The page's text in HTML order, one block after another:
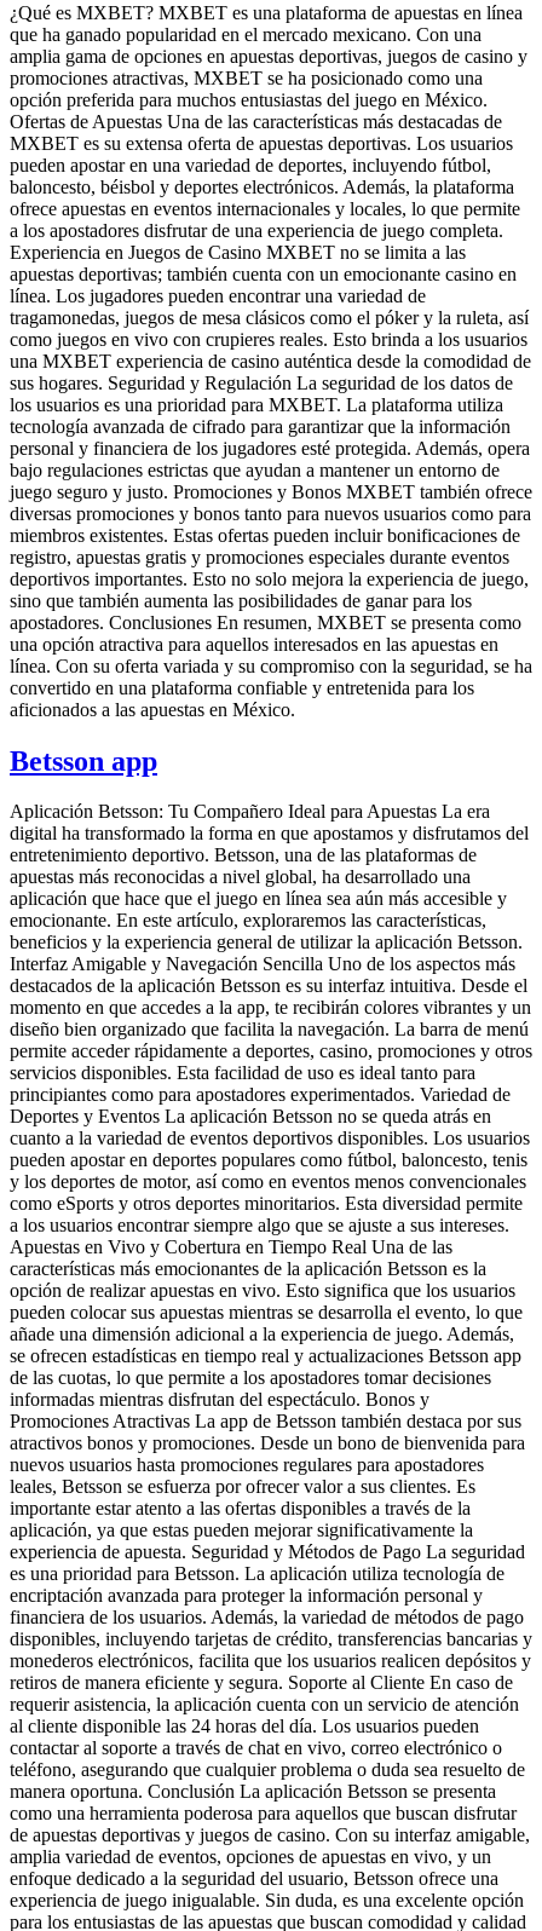
¿Qué es MXBET? MXBET es una plataforma de apuestas en línea
que ha ganado popularidad en el mercado mexicano. Con una
amplia gama de opciones en apuestas deportivas, juegos de casino y
promociones atractivas, MXBET se ha posicionado como una
opción preferida para muchos entusiastas del juego en México.
Ofertas de Apuestas Una de las características más destacadas de
MXBET es su extensa oferta de apuestas deportivas. Los usuarios
pueden apostar en una variedad de deportes, incluyendo fútbol,
baloncesto, béisbol y deportes electrónicos. Además, la plataforma
ofrece apuestas en eventos internacionales y locales, lo que permite
a los apostadores disfrutar de una experiencia de juego completa.
Experiencia en Juegos de Casino MXBET no se limita a las
apuestas deportivas; también cuenta con un emocionante casino en
línea. Los jugadores pueden encontrar una variedad de
tragamonedas, juegos de mesa clásicos como el póker y la ruleta, así
como juegos en vivo con crupieres reales. Esto brinda a los usuarios
una MXBET experiencia de casino auténtica desde la comodidad de
sus hogares. Seguridad y Regulación La seguridad de los datos de
los usuarios es una prioridad para MXBET. La plataforma utiliza
tecnología avanzada de cifrado para garantizar que la información
personal y financiera de los jugadores esté protegida. Además, opera
bajo regulaciones estrictas que ayudan a mantener un entorno de
juego seguro y justo. Promociones y Bonos MXBET también ofrece
diversas promociones y bonos tanto para nuevos usuarios como para
miembros existentes. Estas ofertas pueden incluir bonificaciones de
registro, apuestas gratis y promociones especiales durante eventos
deportivos importantes. Esto no solo mejora la experiencia de juego,
sino que también aumenta las posibilidades de ganar para los
apostadores. Conclusiones En resumen, MXBET se presenta como
una opción atractiva para aquellos interesados en las apuestas en
línea. Con su oferta variada y su compromiso con la seguridad, se ha
convertido en una plataforma confiable y entretenida para los
aficionados a las apuestas en México.
Betsson app
Aplicación Betsson: Tu Compañero Ideal para Apuestas La era
digital ha transformado la forma en que apostamos y disfrutamos del
entretenimiento deportivo. Betsson, una de las plataformas de
apuestas más reconocidas a nivel global, ha desarrollado una
aplicación que hace que el juego en línea sea aún más accesible y
emocionante. En este artículo, exploraremos las características,
beneficios y la experiencia general de utilizar la aplicación Betsson.
Interfaz Amigable y Navegación Sencilla Uno de los aspectos más
destacados de la aplicación Betsson es su interfaz intuitiva. Desde el
momento en que accedes a la app, te recibirán colores vibrantes y un
diseño bien organizado que facilita la navegación. La barra de menú
permite acceder rápidamente a deportes, casino, promociones y otros
servicios disponibles. Esta facilidad de uso es ideal tanto para
principiantes como para apostadores experimentados. Variedad de
Deportes y Eventos La aplicación Betsson no se queda atrás en
cuanto a la variedad de eventos deportivos disponibles. Los usuarios
pueden apostar en deportes populares como fútbol, baloncesto, tenis
y los deportes de motor, así como en eventos menos convencionales
como eSports y otros deportes minoritarios. Esta diversidad permite
a los usuarios encontrar siempre algo que se ajuste a sus intereses.
Apuestas en Vivo y Cobertura en Tiempo Real Una de las
características más emocionantes de la aplicación Betsson es la
opción de realizar apuestas en vivo. Esto significa que los usuarios
pueden colocar sus apuestas mientras se desarrolla el evento, lo que
añade una dimensión adicional a la experiencia de juego. Además,
se ofrecen estadísticas en tiempo real y actualizaciones Betsson app
de las cuotas, lo que permite a los apostadores tomar decisiones
informadas mientras disfrutan del espectáculo. Bonos y
Promociones Atractivas La app de Betsson también destaca por sus
atractivos bonos y promociones. Desde un bono de bienvenida para
nuevos usuarios hasta promociones regulares para apostadores
leales, Betsson se esfuerza por ofrecer valor a sus clientes. Es
importante estar atento a las ofertas disponibles a través de la
aplicación, ya que estas pueden mejorar significativamente la
experiencia de apuesta. Seguridad y Métodos de Pago La seguridad
es una prioridad para Betsson. La aplicación utiliza tecnología de
encriptación avanzada para proteger la información personal y
financiera de los usuarios. Además, la variedad de métodos de pago
disponibles, incluyendo tarjetas de crédito, transferencias bancarias y
monederos electrónicos, facilita que los usuarios realicen depósitos y
retiros de manera eficiente y segura. Soporte al Cliente En caso de
requerir asistencia, la aplicación cuenta con un servicio de atención
al cliente disponible las 24 horas del día. Los usuarios pueden
contactar al soporte a través de chat en vivo, correo electrónico o
teléfono, asegurando que cualquier problema o duda sea resuelto de
manera oportuna. Conclusión La aplicación Betsson se presenta
como una herramienta poderosa para aquellos que buscan disfrutar
de apuestas deportivas y juegos de casino. Con su interfaz amigable,
amplia variedad de eventos, opciones de apuestas en vivo, y un
enfoque dedicado a la seguridad del usuario, Betsson ofrece una
experiencia de juego inigualable. Sin duda, es una excelente opción
para los entusiastas de las apuestas que buscan comodidad y calidad